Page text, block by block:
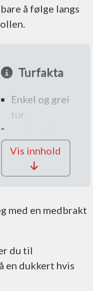
å følge langs
Turfakta
Enkel og grei
tur
5 km)
passer for
turvante
parker ved
Vis innhold
med en medbrakt
du til
en dukkert hvis